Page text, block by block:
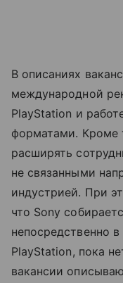
В описаниях
международной
PlayStation и
форматами. Кроме
расширять
не связанными
индустрией. При
что Sony
непосредственно
PlayStation, пока
вакансии